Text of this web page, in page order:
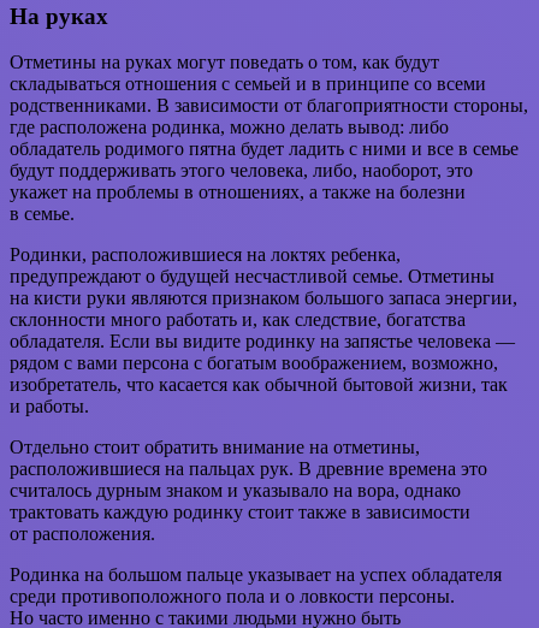
На руках
Отметины на руках могут поведать о том, как будут
складываться отношения с семьей и в принципе со всеми
родственниками. В зависимости от благоприятности стороны,
где расположена родинка, можно делать вывод: либо
обладатель родимого пятна будет ладить с ними и все в семье
будут поддерживать этого человека, либо, наоборот, это
укажет на проблемы в отношениях, а также на болезни
в семье.
Родинки, расположившиеся на локтях ребенка,
предупреждают о будущей несчастливой семье. Отметины
на кисти руки являются признаком большого запаса энергии,
склонности много работать и, как следствие, богатства
обладателя. Если вы видите родинку на запястье человека —
рядом с вами персона с богатым воображением, возможно,
изобретатель, что касается как обычной бытовой жизни, так
и работы.
Отдельно стоит обратить внимание на отметины,
расположившиеся на пальцах рук. В древние времена это
считалось дурным знаком и указывало на вора, однако
трактовать каждую родинку стоит также в зависимости
от расположения.
Родинка на большом пальце указывает на успех обладателя
среди противоположного пола и о ловкости персоны.
Но часто именно с такими людьми нужно быть